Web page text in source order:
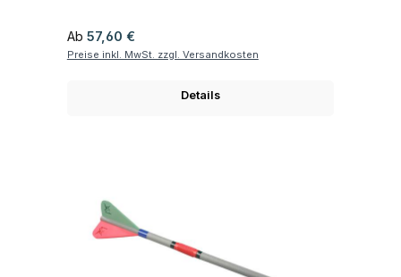
Regulärer Preis:
Ab 57,60 €
Preise inkl. MwSt. zzgl. Versandkosten
Details